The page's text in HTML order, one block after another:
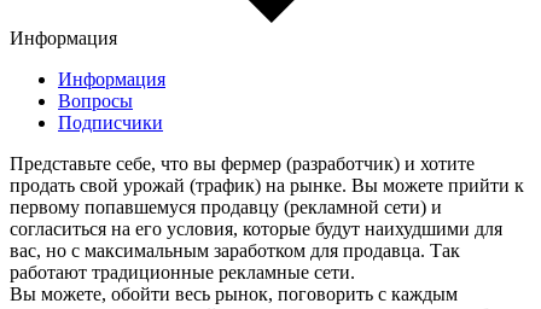
Информация
Информация
Вопросы
Подписчики
Представьте себе, что вы фермер (разработчик) и хотите
продать свой урожай (трафик) на рынке. Вы можете прийти к
первому попавшемуся продавцу (рекламной сети) и
согласиться на его условия, которые будут наихудшими для
вас, но с максимальным заработком для продавца. Так
работают традиционные рекламные сети.
Вы можете, обойти весь рынок, поговорить с каждым